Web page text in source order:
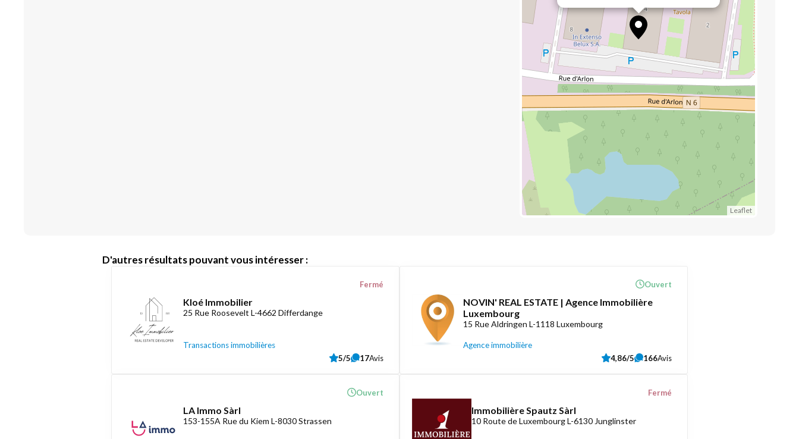
Leaflet
D'autres résultats pouvant vous intéresser :
Kloé Immobilier
25 Rue Roosevelt L-4662 Differdange
Transactions immobilières
Fermé
5/5 17Avis
NOVIN' REAL ESTATE | Agence Immobilière
Luxembourg
15 Rue Aldringen L-1118 Luxembourg
Agence immobilière
Ouvert
4,86/5 166Avis
LA Immo Sàrl
153-155A Rue du Kiem L-8030 Strassen
Ouvert
Immobilière Spautz Sàrl
10 Route de Luxembourg L-6130 Junglinster
Fermé